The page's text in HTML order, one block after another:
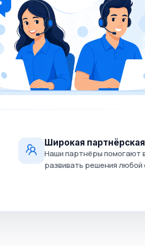
Широкая
Наши партнёры помогают
развивать решения